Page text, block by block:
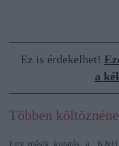
Ez is érdekelhet!
a
Többen